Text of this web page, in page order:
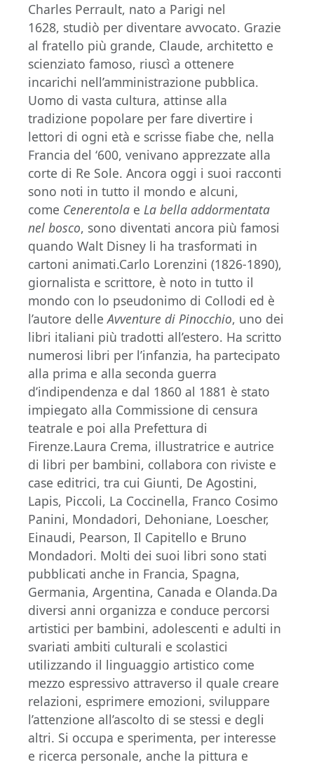
Charles Perrault, nato a Parigi nel
1628, studiò per diventare avvocato. Grazie
al fratello più grande, Claude, architetto e
scienziato famoso, riuscì a ottenere
incarichi nell’amministrazione pubblica.
Uomo di vasta cultura, attinse alla
tradizione popolare per fare divertire i
lettori di ogni età e scrisse fiabe che, nella
Francia del ‘600, venivano apprezzate alla
corte di Re Sole. Ancora oggi i suoi racconti
sono noti in tutto il mondo e alcuni,
come Cenerentola e La bella addormentata
nel bosco, sono diventati ancora più famosi
quando Walt Disney li ha trasformati in
cartoni animati.Carlo Lorenzini (1826-1890),
giornalista e scrittore, è noto in tutto il
mondo con lo pseudonimo di Collodi ed è
l’autore delleAvventure di Pinocchio, uno dei
libri italiani più tradotti all’estero. Ha scritto
numerosi libri per l’infanzia, ha partecipato
alla prima e alla seconda guerra
d’indipendenza e dal 1860 al 1881 è stato
impiegato alla Commissione di censura
teatrale e poi alla Prefettura di
Firenze.Laura Crema, illustratrice e autrice
di libri per bambini, collabora con riviste e
case editrici, tra cui Giunti, De Agostini,
Lapis, Piccoli, La Coccinella, Franco Cosimo
Panini, Mondadori, Dehoniane, Loescher,
Einaudi, Pearson, Il Capitello e Bruno
Mondadori. Molti dei suoi libri sono stati
pubblicati anche in Francia, Spagna,
Germania, Argentina, Canada e Olanda.Da
diversi anni organizza e conduce percorsi
artistici per bambini, adolescenti e adulti in
svariati ambiti culturali e scolastici
utilizzando il linguaggio artistico come
mezzo espressivo attraverso il quale creare
relazioni, esprimere emozioni, sviluppare
l’attenzione all’ascolto di se stessi e degli
altri. Si occupa e sperimenta, per interesse
e ricerca personale, anche la pittura e